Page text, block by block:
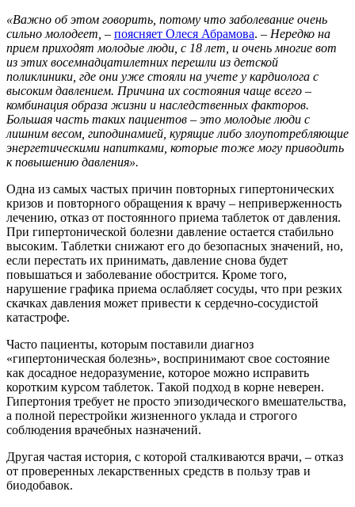
«Важно об этом говорить, потому что заболевание очень
сильно молодеет, – поясняет Олеся Абрамова. – Нередко на
прием приходят молодые люди, с 18 лет, и очень многие вот
из этих восемнадцатилетних перешли из детской
поликлиники, где они уже стояли на учете у кардиолога с
высоким давлением. Причина их состояния чаще всего –
комбинация образа жизни и наследственных факторов.
Большая часть таких пациентов – это молодые люди с
лишним весом, гиподинамией, курящие либо злоупотребляющие
энергетическими напитками, которые тоже могу приводить
к повышению давления».
Одна из самых частых причин повторных гипертонических
кризов и повторного обращения к врачу – неприверженность
лечению, отказ от постоянного приема таблеток от давления.
При гипертонической болезни давление остается стабильно
высоким. Таблетки снижают его до безопасных значений, но,
если перестать их принимать, давление снова будет
повышаться и заболевание обострится. Кроме того,
нарушение графика приема ослабляет сосуды, что при резких
скачках давления может привести к сердечно-сосудистой
катастрофе.
Часто пациенты, которым поставили диагноз
«гипертоническая болезнь», воспринимают свое состояние
как досадное недоразумение, которое можно исправить
коротким курсом таблеток. Такой подход в корне неверен.
Гипертония требует не просто эпизодического вмешательства,
а полной перестройки жизненного уклада и строгого
соблюдения врачебных назначений.
Другая частая история, с которой сталкиваются врачи, – отказ
от проверенных лекарственных средств в пользу трав и
биодобавок.